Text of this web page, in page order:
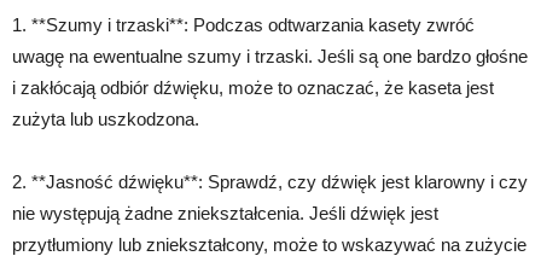
1. **Szumy i trzaski**: Podczas odtwarzania kasety zwróć
uwagę na ewentualne szumy i trzaski. Jeśli są one bardzo głośne
i zakłócają odbiór dźwięku, może to oznaczać, że kaseta jest
zużyta lub uszkodzona.
2. **Jasność dźwięku**: Sprawdź, czy dźwięk jest klarowny i czy
nie występują żadne zniekształcenia. Jeśli dźwięk jest
przytłumiony lub zniekształcony, może to wskazywać na zużycie